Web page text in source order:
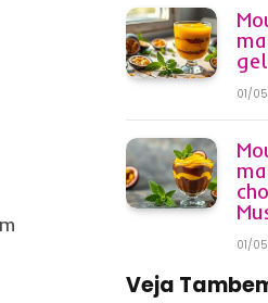
01/
01/
Veja